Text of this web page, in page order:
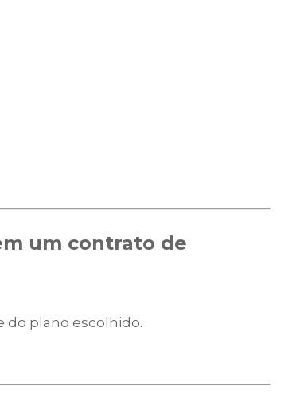
um contrato de
do plano escolhido.